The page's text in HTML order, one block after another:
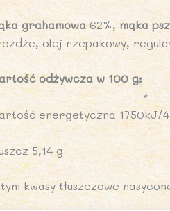
grahamowa62%, mąka
olej rzepakowy,
odżywcza w 100 g:
energetyczna 1750kJ/
5,14 g
kwasy tłuszczowe